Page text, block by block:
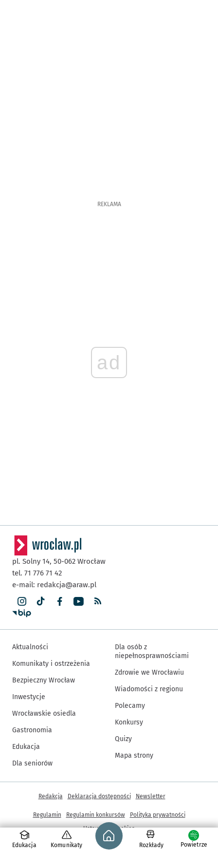
REKLAMA
ad
Edukacja Komunikaty
Strona główna - wroclaw.pl
Rozkłady Powietrze
pl. Solny 14, 50-062 Wrocław
tel. 71 776 71 42
e-mail: redakcja@araw.pl
Aktualności
Komunikaty i ostrzeżenia
Bezpieczny Wrocław
Inwestycje
Wrocławskie osiedla
Gastronomia
Edukacja
Dla seniorów
Dla osób z
niepełnosprawnościami
Zdrowie we Wrocławiu
Wiadomości z regionu
Polecamy
Konkursy
Quizy
Mapa strony
© Copyright 2005-2026, ARAW S.A., Gmina Wrocław
Inne informacje
Redakcja Deklaracja dostępności Newsletter
Regulamin Regulamin konkursów
Polityka prywatności
Ustawienia cookies